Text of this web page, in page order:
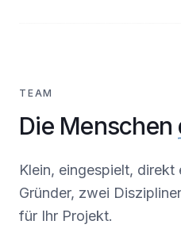
TEAM
Die Menschen
Klein, eingespielt, direkt
Gründer, zwei
für Ihr Projekt.